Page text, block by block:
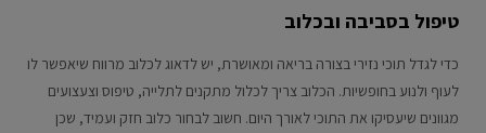
טיפול בסביבה ובכלוב
כדי לגדל תוכי נזירי בצורה בריאה ומאושרת, יש לדאוג לכלוב מרווח שיאפשר לו
לעוף ולנוע בחופשיות. הכלוב צריך לכלול מתקנים לתלייה, טיפוס וצעצועים
מגוונים שיעסיקו את התוכי לאורך היום. חשוב לבחור כלוב חזק ועמיד, שכן